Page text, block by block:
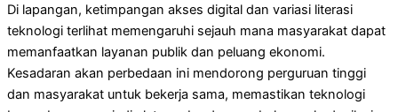
Di lapangan, ketimpangan akses digital dan variasi literasi
teknologi terlihat memengaruhi sejauh mana masyarakat dapat
memanfaatkan layanan publik dan peluang ekonomi.
Kesadaran akan perbedaan ini mendorong perguruan tinggi
dan masyarakat untuk bekerja sama, memastikan teknologi